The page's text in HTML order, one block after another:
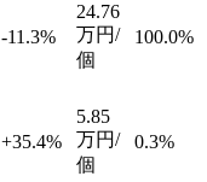
-11.3%
24.76
万円/
個
100.0%
+35.4%
5.85
万円/
個
0.3%